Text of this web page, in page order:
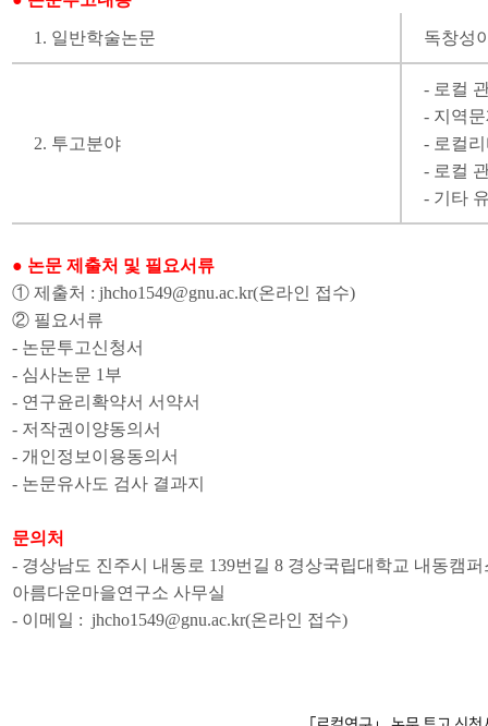
시,
기
있
니
다.
1. 일반학술논문 독창성
2. 투고분야
- 로컬
- 지역
- 로컬
- 로컬
- 기타
● 논문 제출처 및 필요서류
①제출처 : jhcho1549@gnu.ac.kr(온라인 접수)
② 필요서류
- 논문투고신청서
- 심사논문 1 부
- 연구윤리확약서 서약서
- 저작권이양동의서
- 개인정보이용동의서
- 논문유사도 검사 결과지
문의처
- 경상남도 진주시 내동로 139번길8 경상국립대학교 내동캠
아름다운마을연구소 사무실
- 이메일 : jhcho1549@gnu.ac.kr(온라인 접수)